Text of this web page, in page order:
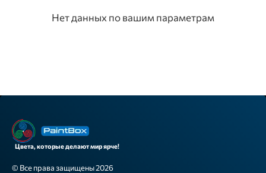
Нет данных по вашим параметрам
Цвета, которые делают мир ярче!
© Все права защищены 2026